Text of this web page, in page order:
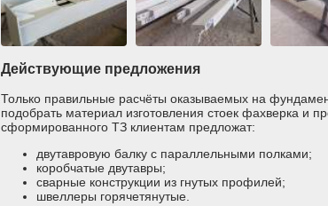
Действующие предложения
Только правильные расчёты оказываемых на
подобрать материал изготовления стоек фахверка и
сформированного ТЗ клиентам предложат:
двутавровую балку с параллельными полками;
коробчатые двутавры;
сварные конструкции из гнутых профилей;
швеллеры горячетянутые.